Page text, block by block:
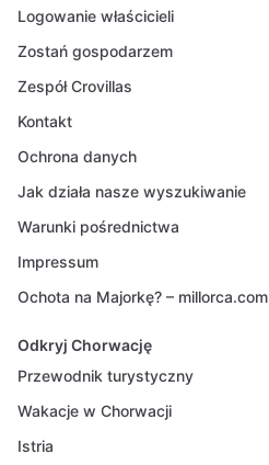
Logowanie właścicieli
Zostań gospodarzem
Zespół Crovillas
Kontakt
Ochrona danych
Jak działa nasze wyszukiwanie
Warunki pośrednictwa
Impressum
Ochota na Majorkę? – millorca.com
Odkryj Chorwację
Przewodnik turystyczny
Wakacje w Chorwacji
Istria